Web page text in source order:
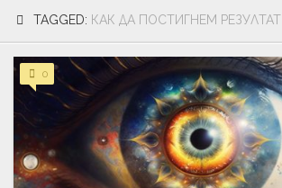
TAGGED: КАК ДА ПОСТИГНЕМ РЕЗУЛТАТ
0